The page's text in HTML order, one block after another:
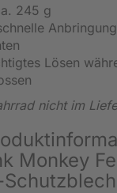
245 g
Lösen
nicht im
Monkey